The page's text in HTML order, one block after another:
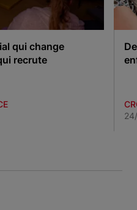
qui change
recrute